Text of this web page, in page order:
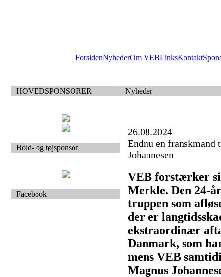
ForsidenNyhederOm VEBLinksKontakt
HOVEDSPONSORER Nyheder
Bold- og tøjsponsor
Facebook
26.08.2024
Endnu en
Johannesen
VEB forstærker
Merkle. Den 24-
truppen som
der er
ekstraordinær
Danmark, som
mens VEB
Magnus